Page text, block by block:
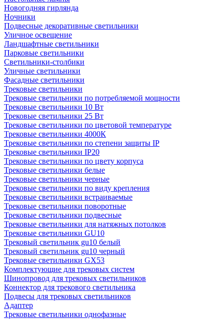
Новогодняя гирлянда
Ночники
Подвесные декоративные светильники
Уличное освещение
Ландшафтные светильники
Парковые светильники
Светильники-столбики
Уличные светильники
Фасадные светильники
Трековые светильники
Трековые светильники по потребляемой мощности
Трековые светильники 10 Вт
Трековые светильники 25 Вт
Трековые светильники по цветовой температуре
Трековые светильники 4000К
Трековые светильники по степени защиты IP
Трековые светильники IP20
Трековые светильники по цвету корпуса
Трековые светильники белые
Трековые светильники черные
Трековые светильники по виду крепления
Трековые светильники встраиваемые
Трековые светильники поворотные
Трековые светильники подвесные
Трековые светильники для натяжных потолков
Трековые светильники GU10
Трековый светильник gu10 белый
Трековый светильник gu10 черный
Трековые светильники GX53
Комплектующие для трековых систем
Шинопровод для трековых светильников
Коннектор для трекового светильника
Подвесы для трековых светильников
Адаптер
Трековые светильники однофазные